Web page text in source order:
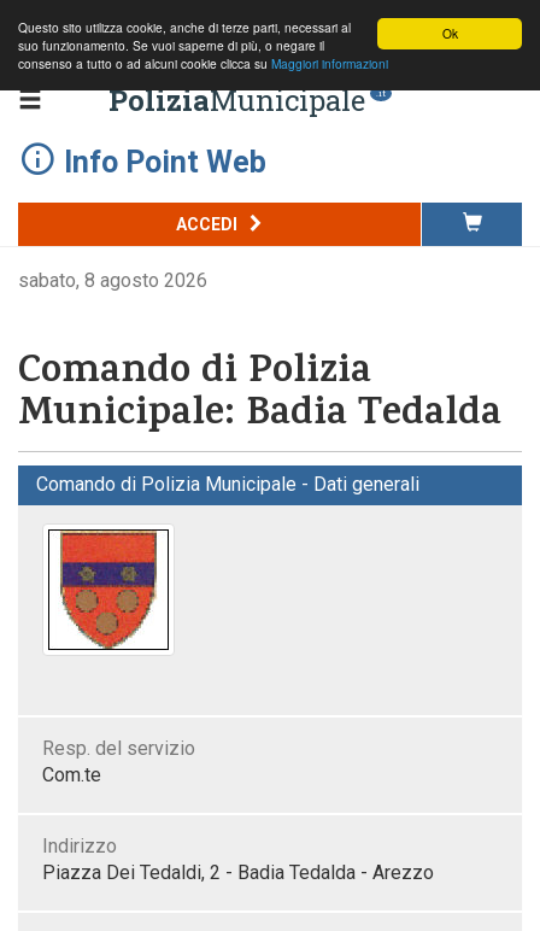
Ok
Questo sito utilizza cookie, anche di terze parti, necessari al
suo funzionamento. Se vuoi saperne di più, o negare il
consenso a tutto o ad alcuni cookie clicca su Maggiori informazioni
PoliziaMunicipale .it
Info Point Web
ACCEDI
sabato, 8 agosto 2026
Comando di Polizia
Municipale: Badia Tedalda
Comando di Polizia Municipale - Dati generali
Resp. del servizio
Com.te
Indirizzo
Piazza Dei Tedaldi, 2 - Badia Tedalda - Arezzo